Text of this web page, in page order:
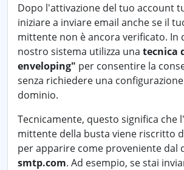
Dopo l'attivazione del tuo account
iniziare a inviare email anche se il
mittente non è ancora verificato. In
nostro sistema utilizza una tecnica
enveloping" per consentire la
senza richiedere una
dominio.
Tecnicamente, questo significa che
mittente della busta viene riscritto
per apparire come proveniente dal
smtp.com. Ad esempio, se stai